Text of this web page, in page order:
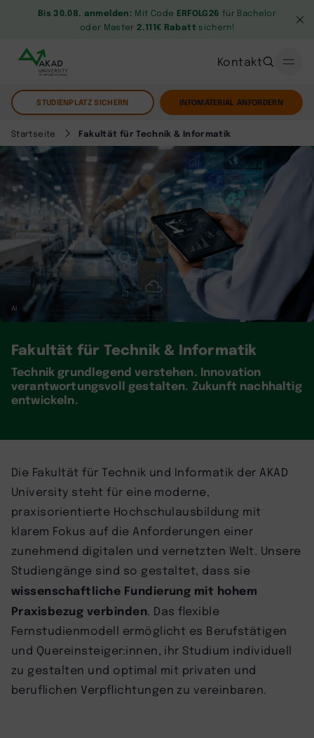
Bis 30.08. anmelden: Mit Code ERFOLG26 für Bachelor
oder Master2.111€ Rabattsichern!
Kontakt
STUDIENPLATZ SICHERN INFOMATERIAL ANFORDERN
Startseite Fakultät für Technik & Informatik
AI
Fakultät für Technik & Informatik
Technik grundlegend verstehen. Innovation
verantwortungsvoll gestalten. Zukunft nachhaltig
entwickeln.
Die Fakultät für Technik und Informatik der AKAD
University steht für eine moderne,
praxisorientierte Hochschulausbildung mit
klarem Fokus auf die Anforderungen einer
zunehmend digitalen und vernetzten Welt. Unsere
Studiengänge sind so gestaltet, dass sie
wissenschaftliche Fundierung mit hohem
Praxisbezug verbinden. Das flexible
Fernstudienmodell ermöglicht es Berufstätigen
und Quereinsteiger:innen, ihr Studium individuell
zu gestalten und optimal mit privaten und
beruflichen Verpflichtungen zu vereinbaren.